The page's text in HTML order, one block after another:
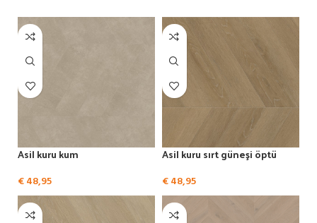
Asil kuru kum
€48,95
Asil kuru sırt güneşi öptü
€48,95